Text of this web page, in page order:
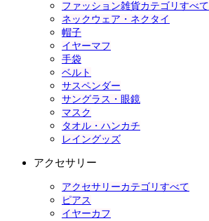
ファッション雑貨カテゴリすべて
ネックウェア・ネクタイ
帽子
イヤーマフ
手袋
ベルト
サスペンダー
サングラス・眼鏡
マスク
タオル・ハンカチ
レイングッズ
アクセサリー
アクセサリーカテゴリすべて
ピアス
イヤーカフ